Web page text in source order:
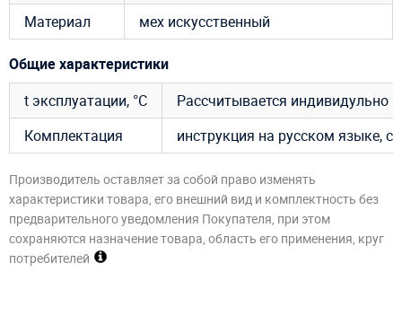
Материал
мех искусственный
Общие характеристики
t эксплуатации, °C
Рассчитывается индивидульно
Комплектация
инструкция на русском языке,
Производитель оставляет за собой право изменять
характеристики товара, его внешний вид и комплектность без
предварительного уведомления Покупателя, при этом
сохраняются назначение товара, область его применения, круг
потребителей